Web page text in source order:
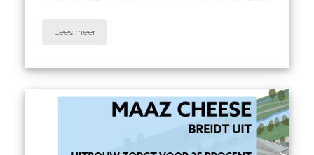
Lees meer